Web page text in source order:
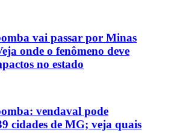
vai passar por Minas
onde o fenômeno deve
no estado
vendaval pode
cidades de MG; veja quais